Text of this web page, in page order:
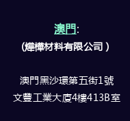
澳門:
(燁樺材料有限公司）
澳門黑沙環第五街1號
文豐工業大廈4樓413B室